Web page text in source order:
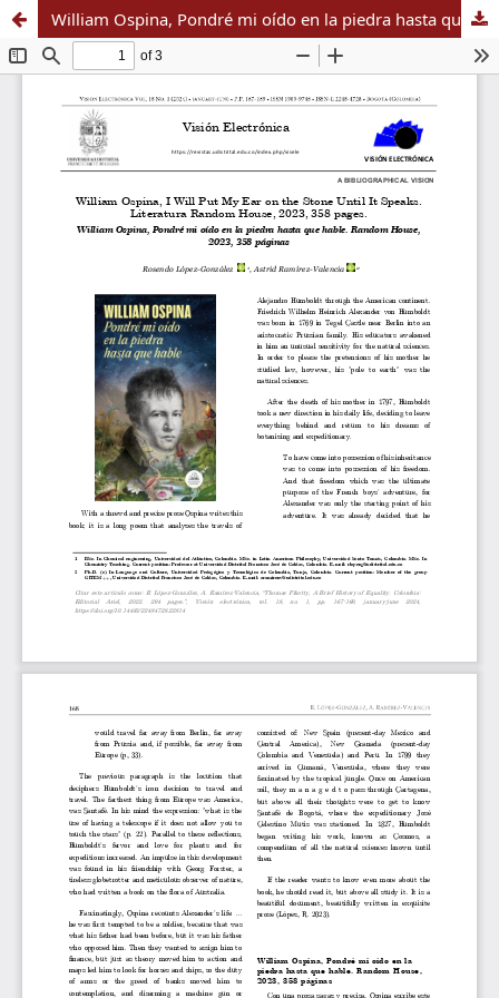
William Ospina, Pondré mi oído en la piedra hasta que hable. Random House, 2023, 358 páginas